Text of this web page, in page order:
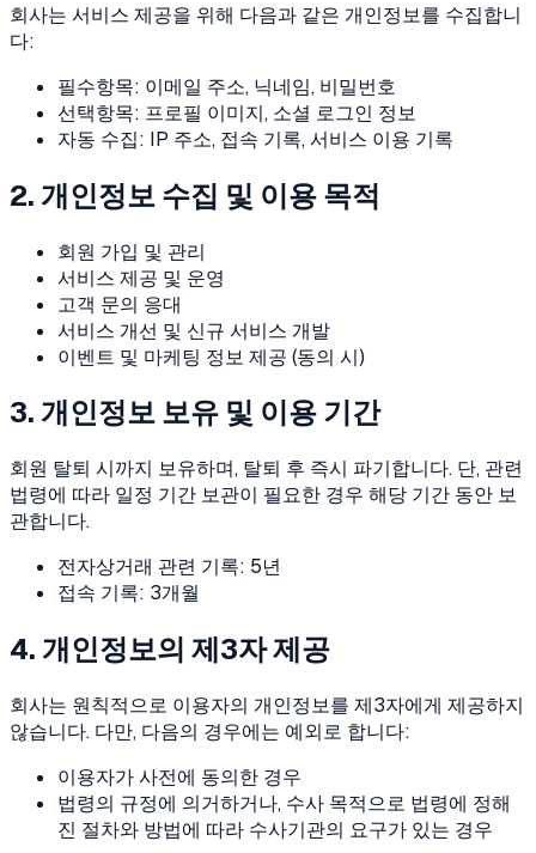
회사는 서비스 제공을 위해 다음과 같은 개인정보를 수집합니
다:
필수항목: 이메일 주소, 닉네임, 비밀번호
선택항목: 프로필 이미지, 소셜 로그인 정보
자동 수집: IP 주소, 접속 기록, 서비스 이용 기록
2. 개인정보 수집 및 이용 목적
회원 가입 및 관리
서비스 제공 및 운영
고객 문의 응대
서비스 개선 및 신규 서비스 개발
이벤트 및 마케팅 정보 제공 (동의 시)
3. 개인정보 보유 및 이용 기간
회원 탈퇴 시까지 보유하며, 탈퇴 후 즉시 파기합니다. 단, 관련
법령에 따라 일정 기간 보관이 필요한 경우 해당 기간 동안 보
관합니다.
전자상거래 관련 기록: 5년
접속 기록: 3개월
4. 개인정보의 제3자 제공
회사는 원칙적으로 이용자의 개인정보를 제3자에게 제공하지
않습니다. 다만, 다음의 경우에는 예외로 합니다:
이용자가 사전에 동의한 경우
법령의 규정에 의거하거나, 수사 목적으로 법령에 정해
진 절차와 방법에 따라 수사기관의 요구가 있는 경우